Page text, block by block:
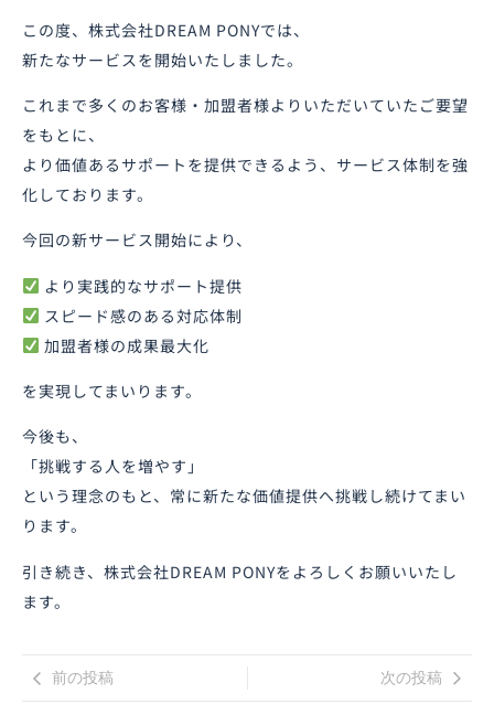
この度、株式会社DREAM PONYでは、
新たなサービスを開始いたしました。
これまで多くのお客様・加盟者様よりいただいていたご要望
をもとに、
より価値あるサポートを提供できるよう、サービス体制を強
化しております。
今回の新サービス開始により、
より実践的なサポート提供
スピード感のある対応体制
加盟者様の成果最大化
を実現してまいります。
今後も、
「挑戦する人を増やす」
という理念のもと、常に新たな価値提供へ挑戦し続けてまい
ります。
引き続き、株式会社DREAM PONYをよろしくお願いいたし
ます。
前の投稿 次の投稿